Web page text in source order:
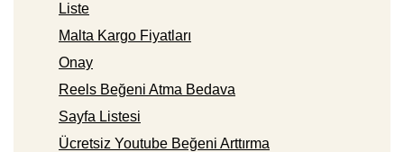
Liste
Malta Kargo Fiyatları
Onay
Reels Beğeni Atma Bedava
Sayfa Listesi
Ücretsiz Youtube Beğeni Arttırma